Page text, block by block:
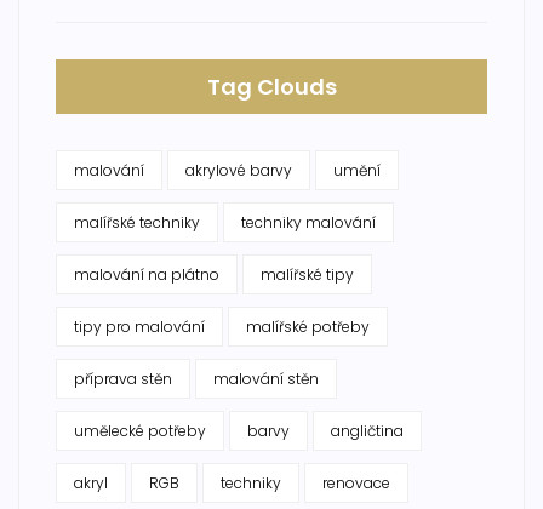
Tag Clouds
malování akrylové barvy umění
malířské techniky techniky malování
malování na plátno malířské tipy
tipy pro malování malířské potřeby
příprava stěn malování stěn
umělecké potřeby barvy angličtina
akryl RGB techniky renovace